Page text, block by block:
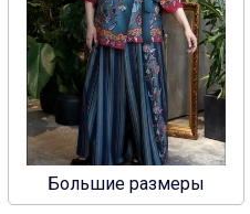
Большие размеры